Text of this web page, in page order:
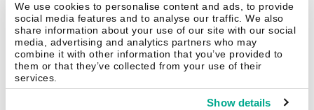
We use cookies to personalise content and ads, to provide
social media features and to analyse our traffic. We also
share information about your use of our site with our social
media, advertising and analytics partners who may
combine it with other information that you’ve provided to
them or that they’ve collected from your use of their
services.
Show details
Contact Us Over ons Partners Blog Resource Center
Persberichten
Vertrouwen in Kaspersky
Securelist Eugene Personal Blog